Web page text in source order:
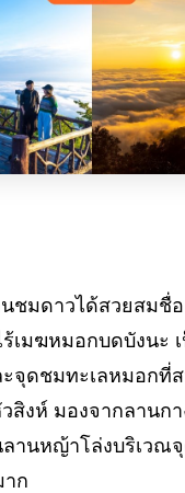
ชมดาวได้สวยสมชื่
เมฆหมอกบดบังนะ
จุดชมทะเลหมอกที่
สิงห์ มองจากลานก
านหญ้าโล่งบริเวณ
าก